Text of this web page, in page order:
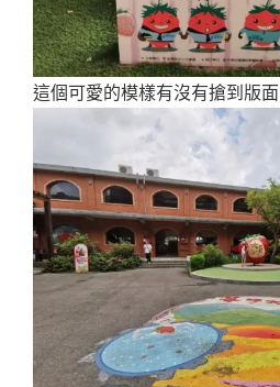
這個可愛的模樣有沒有搶到版面